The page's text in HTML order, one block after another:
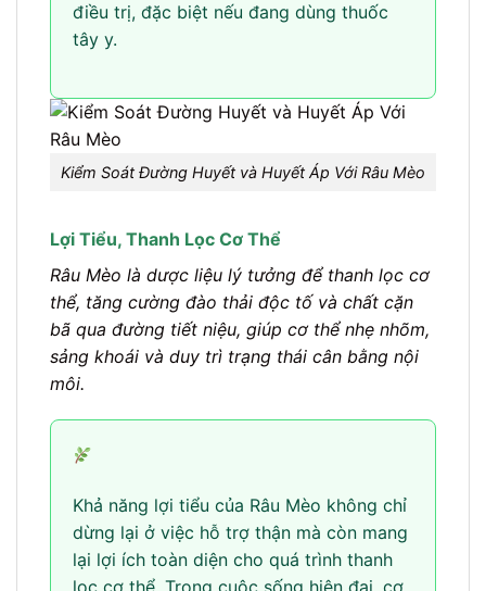
điều trị, đặc biệt nếu đang dùng thuốc
tây y.
Kiểm Soát Đường Huyết và Huyết Áp Với Râu Mèo
Lợi Tiểu, Thanh Lọc Cơ Thể
Râu Mèo là dược liệu lý tưởng để thanh lọc cơ
thể, tăng cường đào thải độc tố và chất cặn
bã qua đường tiết niệu, giúp cơ thể nhẹ nhõm,
sảng khoái và duy trì trạng thái cân bằng nội
môi.
Khả năng lợi tiểu của Râu Mèo không chỉ
dừng lại ở việc hỗ trợ thận mà còn mang
lại lợi ích toàn diện cho quá trình thanh